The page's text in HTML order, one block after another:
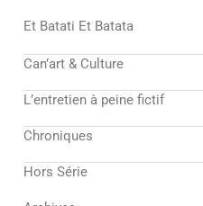
Et Batati Et Batata
Can’art & Culture
L’entretien à peine fictif
Chroniques
Hors Série